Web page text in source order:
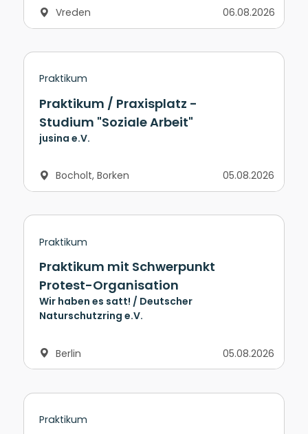
Vreden 06.08.2026
Praktikum
Praktikum / Praxisplatz -
Studium "Soziale Arbeit"
jusina e.V.
Bocholt, Borken 05.08.2026
Praktikum
Praktikum mit Schwerpunkt
Protest-Organisation
Wir haben es satt! / Deutscher
Naturschutzring e.V.
Berlin 05.08.2026
Praktikum